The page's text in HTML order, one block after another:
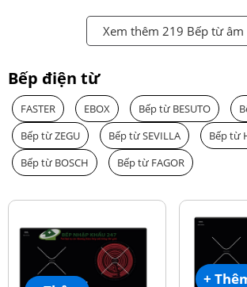
Xem thêm 219 Bếp từ âm
Bếp điện từ
FASTER EBOX Bếp từ BESUTO
Bếp từ ZEGU
Bếp từ SEVILLA
Bếp từ
Bếp từ BOSCH
Bếp từ FAGOR
+